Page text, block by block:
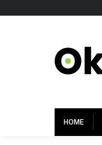
HOME